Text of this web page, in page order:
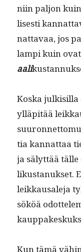
niin paljon
lis­es­ti
nat­tavaa, jos
lampi kuin
aali
Kos­ka
ylläpitää
tia kan­nat­taa
ja sälyt­tää
likus­tanuk­set.
leikkausale­ja
sököä
Kun tämä